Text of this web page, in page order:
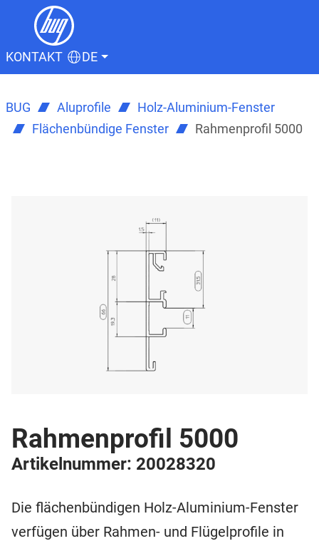
KONTAKT DE
BUG Aluprofile
Holz-Aluminium-Fenster
Flächenbündige Fenster
Rahmenprofil 5000
Rahmenprofil 5000
Artikelnummer: 20028320
Die flächenbündigen Holz-Aluminium-Fenster
verfügen über Rahmen- und Flügelprofile in